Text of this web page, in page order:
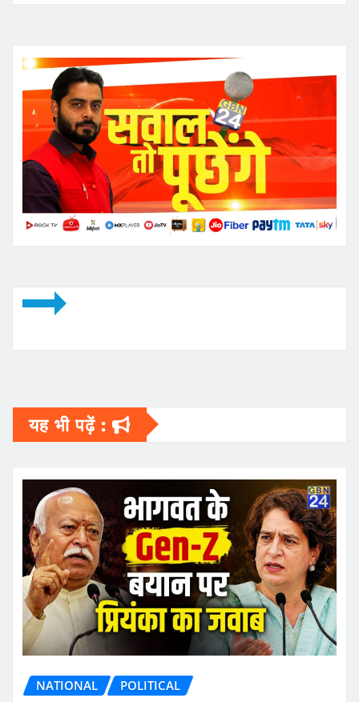
यह भी पढ़ें :
NATIONAL POLITICAL